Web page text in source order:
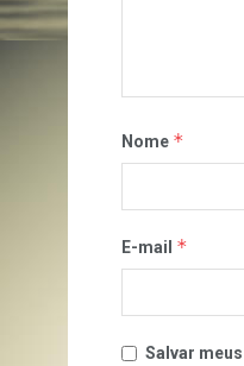
Nome *
E-mail *
Salvar